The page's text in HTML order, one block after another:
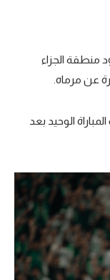
منطقة الجزاء
عن مرماه.
الوحيد بعد